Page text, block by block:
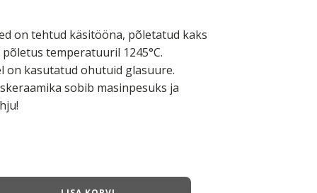
on tehtud käsitööna, põletatud kaks
temperatuuril 1245°C.
on kasutatud ohutuid glasuure.
sobib masinpesuks ja